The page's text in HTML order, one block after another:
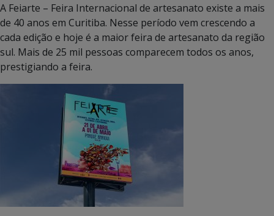
A Feiarte – Feira Internacional de artesanato existe a mais
de 40 anos em Curitiba. Nesse período vem crescendo a
cada edição e hoje é a maior feira de artesanato da região
sul. Mais de 25 mil pessoas comparecem todos os anos,
prestigiando a feira.